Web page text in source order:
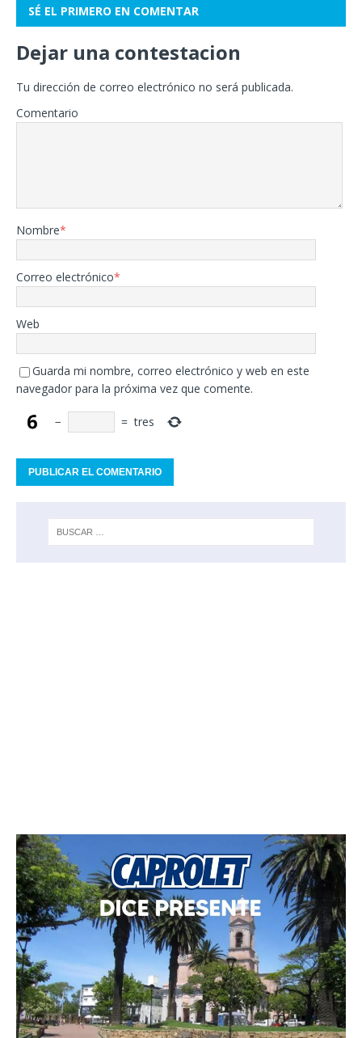
SÉ EL PRIMERO EN COMENTAR
Dejar una contestacion
Tu dirección de correo electrónico no será publicada.
Comentario
Nombre*
Correo electrónico*
Web
Guarda mi nombre, correo electrónico y web en este
navegador para la próxima vez que comente.
− = tres